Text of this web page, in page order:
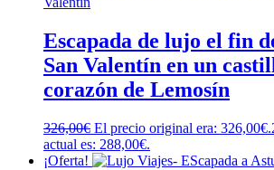
Escapada de lujo el fin
San Valentín en un
corazón de Lemosín
326,00€ El precio original era: 326,00€.
actual es: 288,00€.
¡Oferta!